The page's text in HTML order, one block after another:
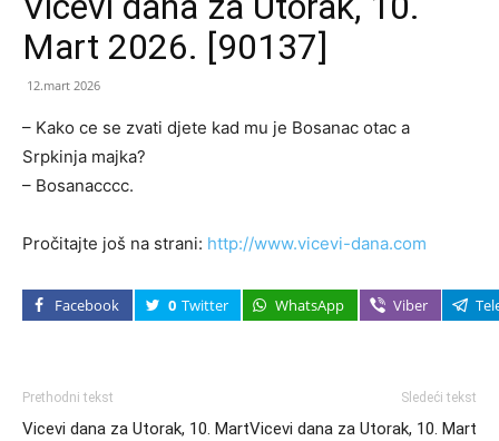
Mart 2026. [90137]
12.mart 2026
– Kako ce se zvati djete kad mu je Bosanac otac a
Srpkinja majka?
– Bosanacccc.
Pročitajte još na strani: http://www.vicevi-dana.com
Facebook 0 Twitter WhatsApp Viber
Prethodni tekst
Vicevi dana za Utorak, 10. Mart
Sledeći tekst
Vicevi dana za Utorak, 10. Mart